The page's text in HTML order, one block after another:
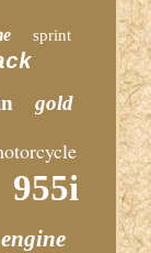
sprint
gold
955i
engine